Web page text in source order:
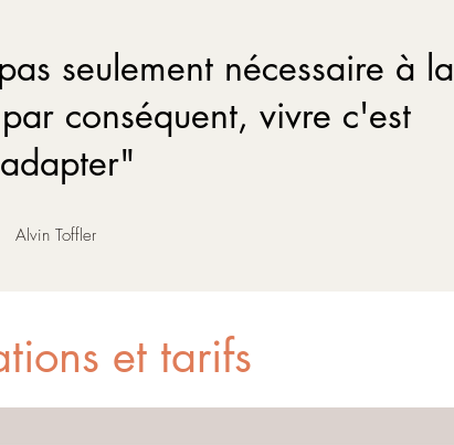
seulement nécessaire à la
conséquent, vivre c'est
Alvin Toffler
et tarifs